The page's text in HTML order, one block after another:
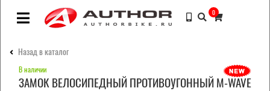
0
Назад в каталог
ЗАМОК ВЕЛОСИПЕДНЫЙ ПРОТИВОУГОННЫЙ M-WAVE
В наличии